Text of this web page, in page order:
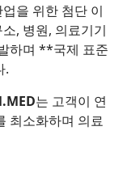
을 위한 첨단 이
, 병원, 의료기기
하며 **국제 표준
.
는 고객이 연
최소화하며 의료